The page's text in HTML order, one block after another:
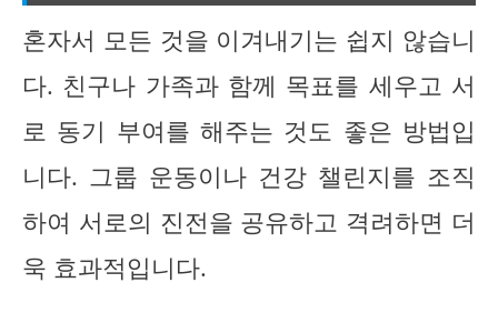
혼자서 모든 것을 이겨내기는 쉽지 않습니
다. 친구나 가족과 함께 목표를 세우고 서
로 동기 부여를 해주는 것도 좋은 방법입
니다. 그룹 운동이나 건강 챌린지를 조직
하여 서로의 진전을 공유하고 격려하면 더
욱 효과적입니다.